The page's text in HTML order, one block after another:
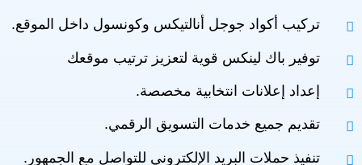
تركيب أكواد جوجل أنالتيكس وكونسول داخل الموقع.
توفير باك لينكس قوية لتعزيز ترتيب موقعك
إعداد إعلانات انتخابية مخصصة.
تقديم جميع خدمات التسويق الرقمي.
تنفيذ حملات البريد الإلكتروني للتواصل مع الجمهور.